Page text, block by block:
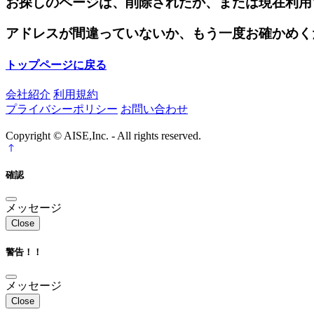
アドレスが間違っていないか、もう一度お確かめ
トップページに戻る
会社紹介 利用規約
プライバシーポリシー お問い合わせ
Copyright © AISE,Inc. - All rights reserved.
確認
メッセージ
Close
警告！！
メッセージ
Close